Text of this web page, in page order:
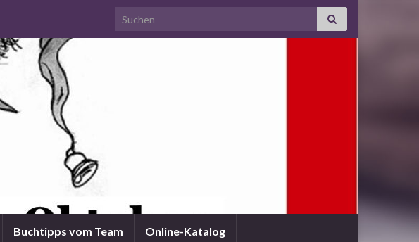
Search for:
Buchtipps vom Team Online-Katalog